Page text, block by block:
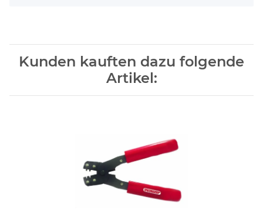
Kunden kauften dazu folgende
Artikel: